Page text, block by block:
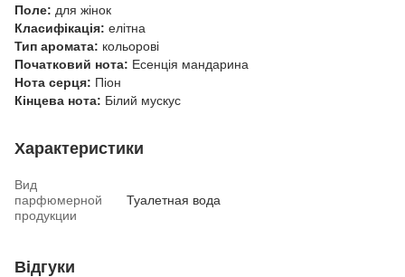
Поле: для жінок
Класифікація: елітна
Тип аромата: кольорові
Початковий нота: Есенція мандарина
Нота серця: Піон
Кінцева нота: Білий мускус
Характеристики
Вид
парфюмерной
продукции
Туалетная вода
Відгуки